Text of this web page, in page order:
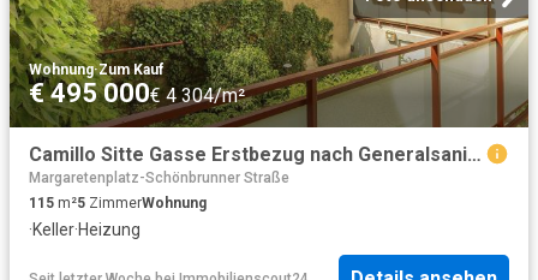
Wohnung·Zum Kauf
€ 495 000€ 4 304/m²
Camillo Sitte Gasse Erstbezug nach Generalsanierung, 5 Zimmer Neubau mit hofseitiger Loggia
Margaretenplatz-Schönbrunner Straße
115 m²5 ZimmerWohnung
·Keller·Heizung